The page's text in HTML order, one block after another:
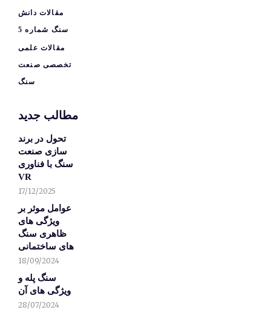
مقالات دانش
سنگ شماره 5
مقالات علمی
تخصصی صنعت
سنگ
مطالب جدید
تحول در برند
سازی صنعت
سنگ با فناوری
VR
17/12/2025
عوامل موثر بر
ویژگی های
ظاهری سنگ
های ساختمانی
18/09/2024
سنگ پله و
ویژگی های آن
28/07/2024